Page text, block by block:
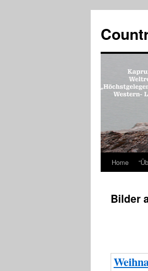
Skip
content
Home
Bilder